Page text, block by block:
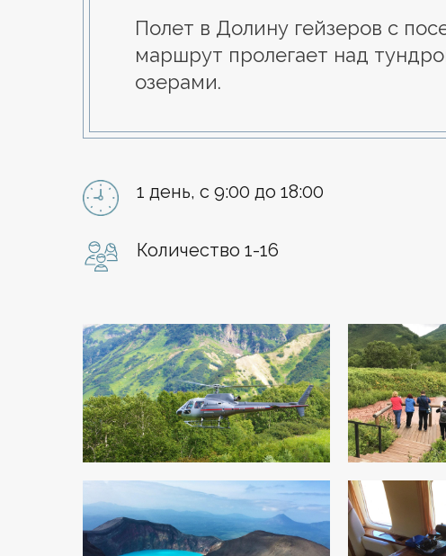
Полет в Долину гейзеров с
маршрут пролегает над
озерами.
1 день, с 9:00 до 18:00
Количество 1-16